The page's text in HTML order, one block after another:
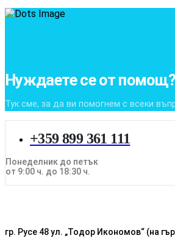
Нуждаете се от помощ?
Тук сме, за да ви помогнем с всеки
+359 899 361 111
Понеделник до петък
от 9:00 ч. до 18:30 ч.
гр. Русе 48 ул. „Тодор Икономов“ (на